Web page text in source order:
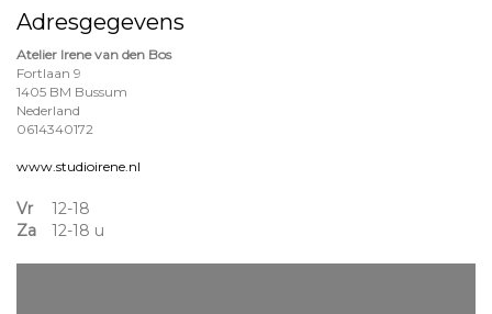
Adresgegevens
Atelier Irene van den Bos
Fortlaan 9
1405 BM Bussum
Nederland
0614340172
www.studioirene.nl
Vr
12-18
Za
12-18 u